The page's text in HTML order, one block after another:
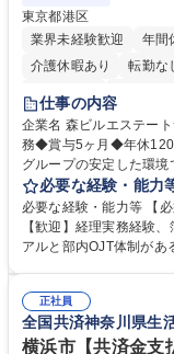
東京都港区
業界未経験歓迎
年間
介護休暇あり
転勤な
経験者歓迎
完全週休2日制
交通
仕事の内容
企業名 森ビルエステートサービス株式会
務◆賞与5ヶ月◆年休120日◆残
グループの安定した環
をお任せします。 労務
度改定などのコア業務にも
理、給与計算、社会保
き、社内規定の改定や人
でも質問・相談できる環
集職種 【森ビルG】人
リモート可
必要な経験・能力
必要な経験・能力等 【
【歓迎】経理実務経験
アルと部内OJT体制があ
務に挑戦できるため、自
きます。 残業少なめ、
ち長期活躍できる環境で
正社員
全国共済神奈川県生
横浜市【共済金支